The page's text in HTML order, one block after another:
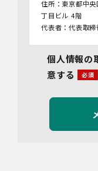
住所：東京都中
丁目ビル 4階
代表者：代表取
管理者名：管理部
連絡先：
3.利用目的
当社で取り扱う
り定義された「
の利用目的は以
個人情報の
意する